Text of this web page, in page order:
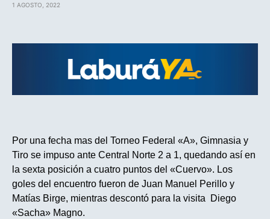
1 AGOSTO, 2022
Por una fecha mas del Torneo Federal «A», Gimnasia y
Tiro se impuso ante Central Norte 2 a 1, quedando así en
la sexta posición a cuatro puntos del «Cuervo». Los
goles del encuentro fueron de Juan Manuel Perillo y
Matías Birge, mientras descontó para la visita Diego
«Sacha» Magno.